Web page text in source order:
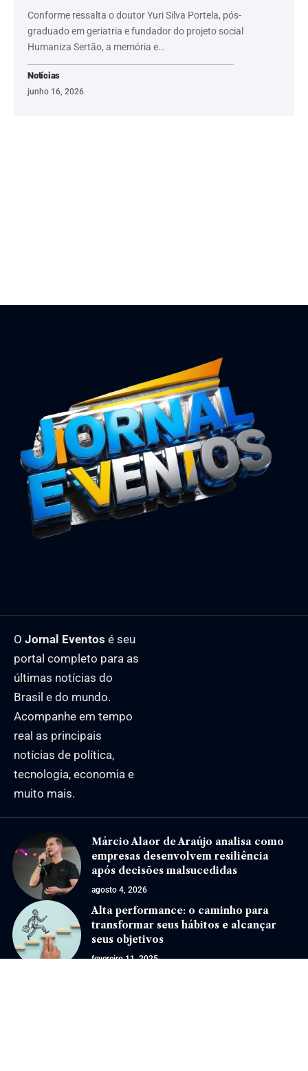
Conforme ressalta o doutor Yuri Silva Portela, pós-
graduado em geriatria e fundador do projeto social
Humaniza Sertão, a memória e…
Notícias
junho 16, 2026
O Jornal Eventos é seu
portal completo para as
últimas notícias do
Brasil e do mundo.
Acompanhe em tempo
real as principais
notícias de política,
tecnologia, economia e
muito mais.
Márcio Alaor de Araújo analisa como
empresas desenvolvem resiliência
após decisões malsucedidas
agosto 4, 2026
Alta performance: o caminho para
transformar seus hábitos e alcançar
seus objetivos
fevereiro 11, 2025